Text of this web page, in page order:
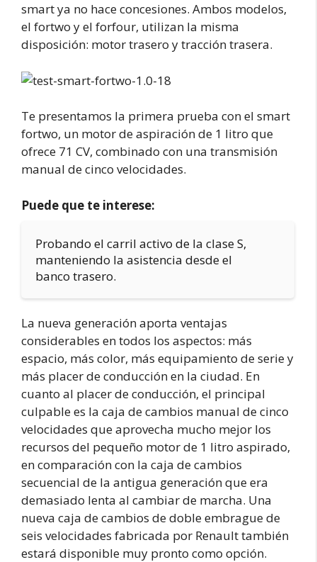
smart ya no hace concesiones. Ambos modelos,
el fortwo y el forfour, utilizan la misma
disposición: motor trasero y tracción trasera.
Te presentamos la primera prueba con el smart
fortwo, un motor de aspiración de 1 litro que
ofrece 71 CV, combinado con una transmisión
manual de cinco velocidades.
Puede que te interese:
Probando el carril activo de la clase S,
manteniendo la asistencia desde el
banco trasero.
La nueva generación aporta ventajas
considerables en todos los aspectos: más
espacio, más color, más equipamiento de serie y
más placer de conducción en la ciudad. En
cuanto al placer de conducción, el principal
culpable es la caja de cambios manual de cinco
velocidades que aprovecha mucho mejor los
recursos del pequeño motor de 1 litro aspirado,
en comparación con la caja de cambios
secuencial de la antigua generación que era
demasiado lenta al cambiar de marcha. Una
nueva caja de cambios de doble embrague de
seis velocidades fabricada por Renault también
estará disponible muy pronto como opción.